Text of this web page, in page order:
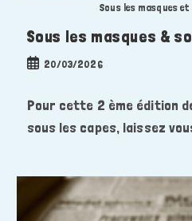
Sous les masques
Sous les masques &
Publication
20/03/2026
Pour cette 2 ème édition
sous les capes, laissez